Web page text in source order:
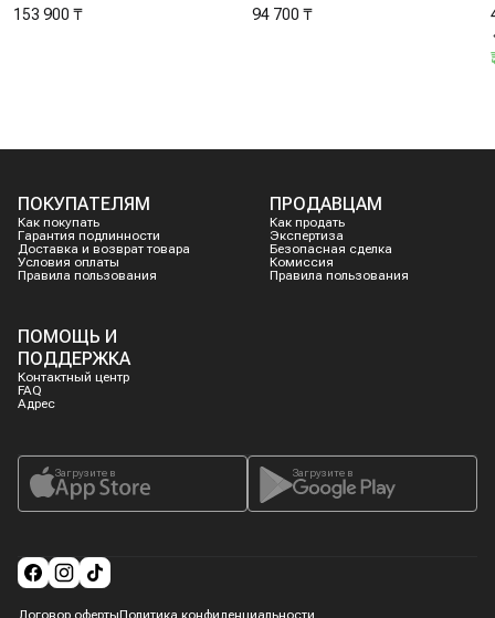
153 900 ₸ 94 700 ₸
ПОКУПАТЕЛЯМ
Как покупать
Гарантия подлинности
Доставка и возврат товара
Условия оплаты
Правила пользования
ПРОДАВЦАМ
Как продать
Экспертиза
Безопасная сделка
Комиссия
Правила пользования
ПОМОЩЬ И
ПОДДЕРЖКА
Контактный центр
FAQ
Адрес
Загрузите в Загрузите в
Договор офертыПолитика конфиденциальности